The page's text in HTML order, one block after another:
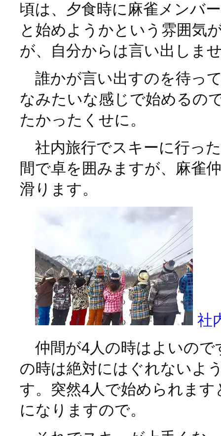
頃は、夕食時に麻雀メンバ
と始めようかという雰囲気
が、自分からは言い出しま
誰かが言い出すのを待っ
なみたいな感じで始めるの
たかったくせに。
社内旅行でスキーに行っ
間で卓を囲みますが、麻雀
滑ります。
社
仲間が4人の時はよいので
の時は絶対にはぐれないよ
す。突然4人で始められます
になりますので。